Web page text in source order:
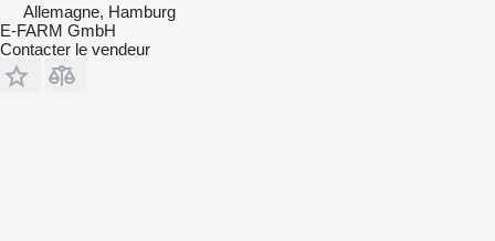
Allemagne, Hamburg
E-FARM GmbH
Contacter le vendeur